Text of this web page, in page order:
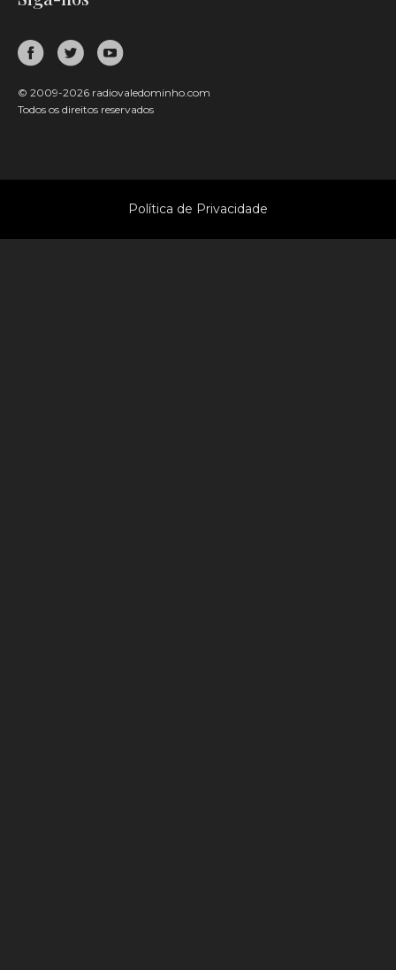
© 2009-2026 radiovaledominho.com
Todos os direitos reservados
Política de Privacidade